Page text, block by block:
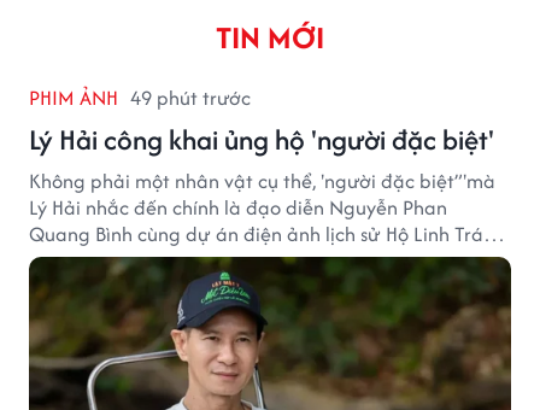
TIN MỚI
PHIM ẢNH 49 phút trước
Lý Hải công khai ủng hộ 'người đặc biệt'
Không phải một nhân vật cụ thể, 'người đặc biệt”'mà
Lý Hải nhắc đến chính là đạo diễn Nguyễn Phan
Quang Bình cùng dự án điện ảnh lịch sử Hộ Linh Tráng
Sĩ: Bí Ẩn Mộ Vua Đinh.